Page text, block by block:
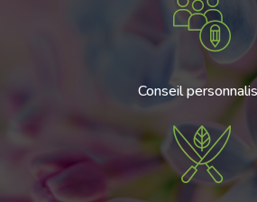
Conseil